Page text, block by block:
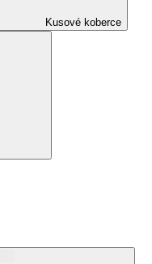
Kusové koberce